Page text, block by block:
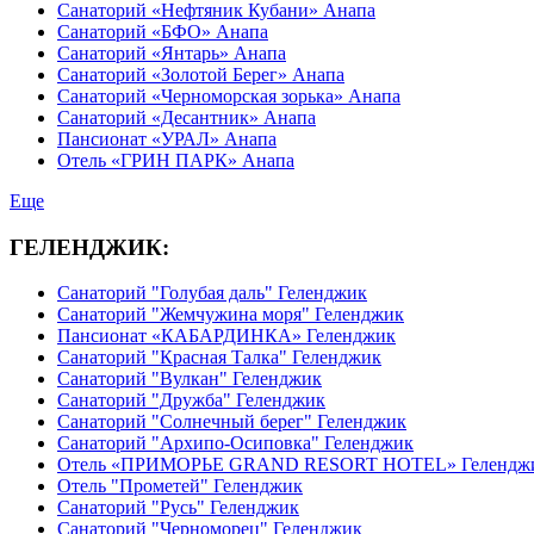
Санаторий «Нефтяник Кубани» Анапа
Санаторий «БФО» Анапа
Санаторий «Янтарь» Анапа
Санаторий «Золотой Берег» Анапа
Санаторий «Черноморская зорька» Анапа
Санаторий «Десантник» Анапа
Пансионат «УРАЛ» Анапа
Отель «ГРИН ПАРК» Анапа
Еще
ГЕЛЕНДЖИК:
Санаторий "Голубая даль" Геленджик
Санаторий "Жемчужина моря" Геленджик
Пансионат «КАБАРДИНКА» Геленджик
Санаторий "Красная Талка" Геленджик
Санаторий "Вулкан" Геленджик
Санаторий "Дружба" Геленджик
Санаторий "Солнечный берег" Геленджик
Санаторий "Архипо-Осиповка" Геленджик
Отель «ПРИМОРЬЕ GRAND RESORT HOTEL»
Отель "Прометей" Геленджик
Санаторий "Русь" Геленджик
Санаторий "Черноморец" Геленджик